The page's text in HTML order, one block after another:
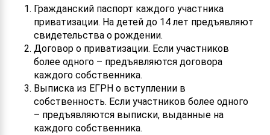
Гражданский паспорт каждого участника
приватизации. На детей до 14 лет предъявляют
свидетельства о рождении.
Договор о приватизации. Если участников
более одного – предъявляются договора
каждого собственника.
Выписка из ЕГРН о вступлении в
собственность. Если участников более одного
– предъявляются выписки, выданные на
каждого собственника.